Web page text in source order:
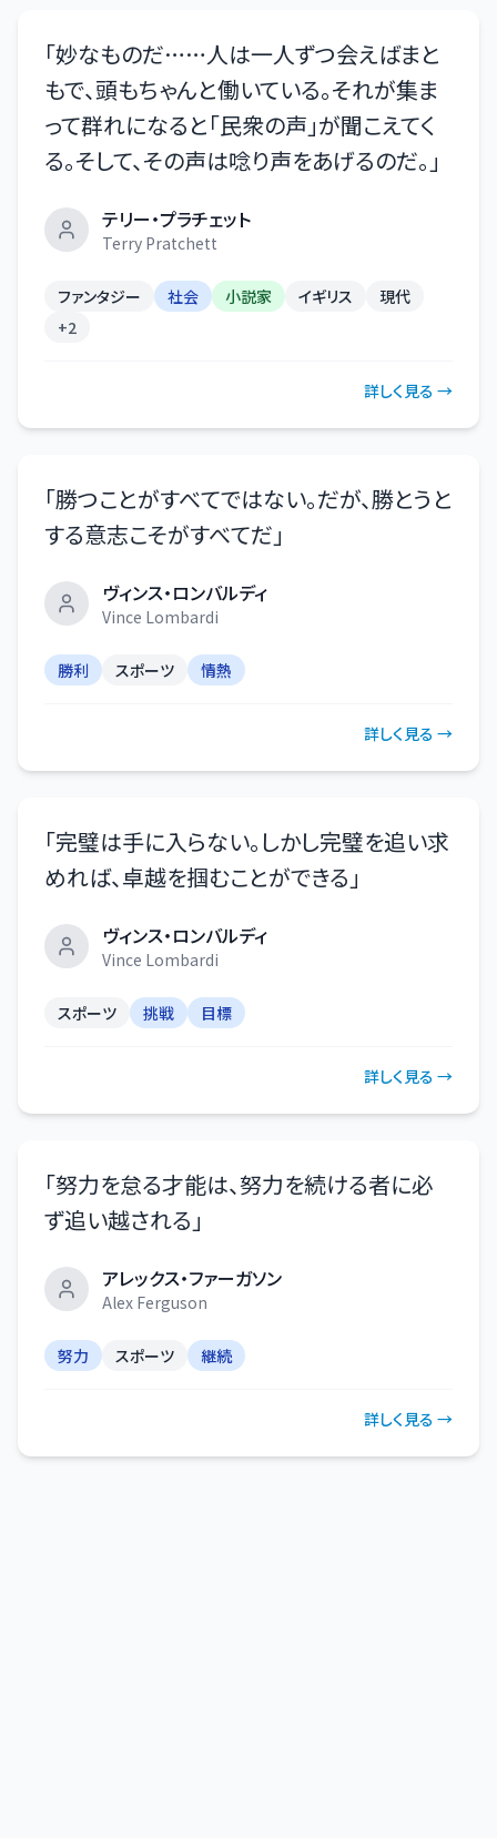
「妙なものだ……人は一人ずつ会えばまと
もで、頭もちゃんと働いている。それが集ま
って群れになると「民衆の声」が聞こえてく
る。そして、その声は唸り声をあげるのだ。 」
テリー・プラチェット
Terry Pratchett
ファンタジー 社会 小説家 イギリス
現代
+2
詳しく見る →
「勝つことがすべてではない。だが、勝とうと
する意志こそがすべてだ 」
ヴィンス・ロンバルディ
Vince Lombardi
勝利 スポーツ 情熱
詳しく見る →
「完璧は手に入らない。しかし完璧を追い求
めれば、卓越を掴むことができる 」
ヴィンス・ロンバルディ
Vince Lombardi
スポーツ 挑戦 目標
詳しく見る →
「努力を怠る才能は、努力を続ける者に必
ず追い越される 」
アレックス・ファーガソン
Alex Ferguson
努力 スポーツ 継続
詳しく見る →